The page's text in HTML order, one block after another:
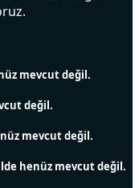
mevcut değil.
değil.
mevcut değil.
henüz mevcut değil.